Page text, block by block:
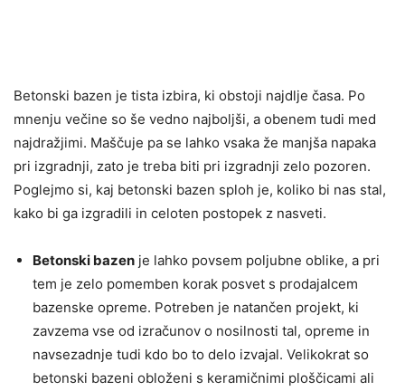
Betonski bazen je tista izbira, ki obstoji najdlje časa. Po
mnenju večine so še vedno najboljši, a obenem tudi med
najdražjimi. Maščuje pa se lahko vsaka že manjša napaka
pri izgradnji, zato je treba biti pri izgradnji zelo pozoren.
Poglejmo si, kaj betonski bazen sploh je, koliko bi nas stal,
kako bi ga izgradili in celoten postopek z nasveti.
Betonski bazen je lahko povsem poljubne oblike, a pri
tem je zelo pomemben korak posvet s prodajalcem
bazenske opreme. Potreben je natančen projekt, ki
zavzema vse od izračunov o nosilnosti tal, opreme in
navsezadnje tudi kdo bo to delo izvajal. Velikokrat so
betonski bazeni obloženi s keramičnimi ploščicami ali